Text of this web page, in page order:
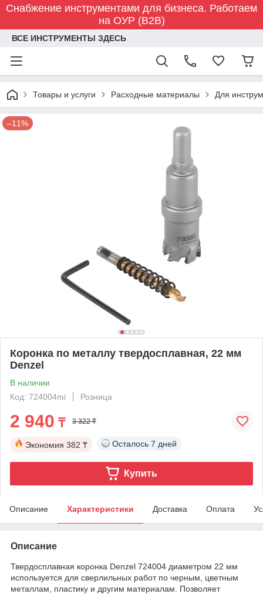
Снабжение инструментами для бизнеса. Работаем
на ОУР (B2B)
ВСЕ ИНСТРУМЕНТЫ ЗДЕСЬ
Товары и услуги Расходные материалы Для
–11%
Коронка по металлу твердосплавная, 22 мм
Denzel
В наличии
Код: 724004mi
Розница
2 940 ₸ 3 322 ₸
Экономия 382 ₸ Осталось 7 дней
Купить
Описание Характеристики Доставка Оплата
Описание
Твердосплавная коронка Denzel 724004 диаметром 22 мм
используется для сверлильных работ по черным, цветным
металлам, пластику и другим материалам. Позволяет